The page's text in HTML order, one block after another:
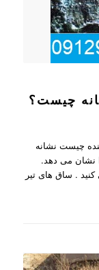
چیست؟
چیست نشانه
نشان می دهد.
. ساق های تیر